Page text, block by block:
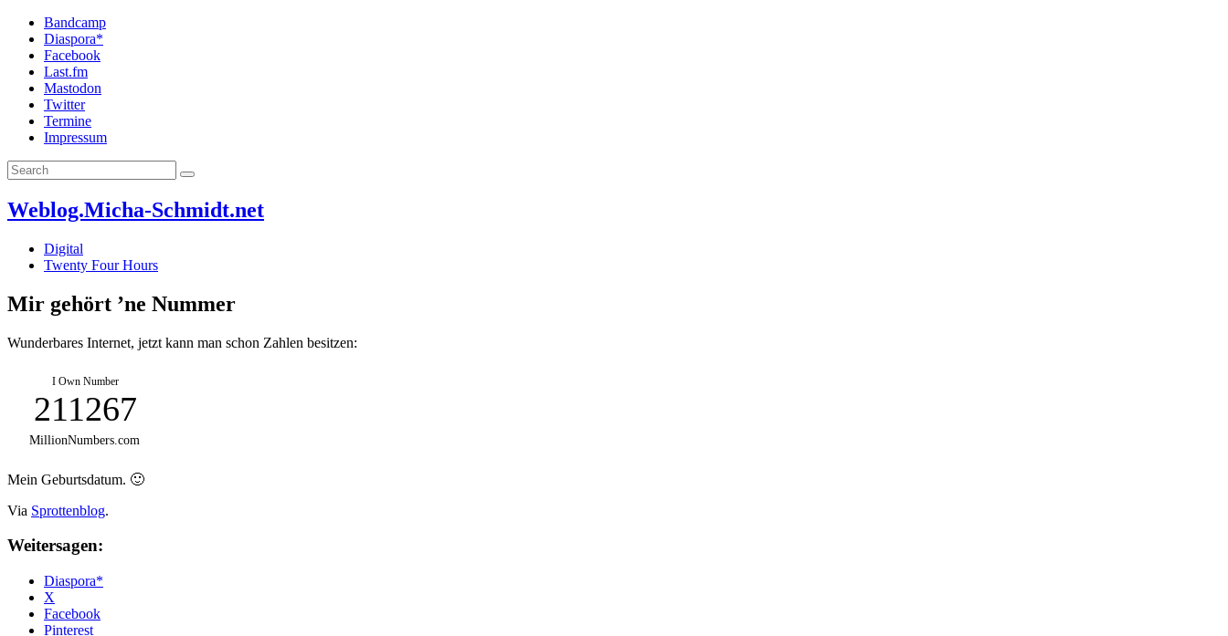
Bandcamp
Diaspora*
Facebook
Last.fm
Mastodon
Twitter
Termine
Impressum
Weblog.Micha-Schmidt.net
Digital
Twenty Four Hours
Mir gehört ’ne Nummer
Wunderbares Internet, jetzt kann man schon Zahlen besitzen:
I Own Number
211267
MillionNumbers.com
Mein Geburtsdatum. 🙂
Via Sprottenblog.
Weitersagen:
Diaspora*
X
Facebook
Pinterest